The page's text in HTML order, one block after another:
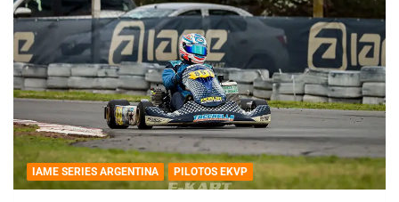
IAME SERIES ARGENTINA PILOTOS EKVP